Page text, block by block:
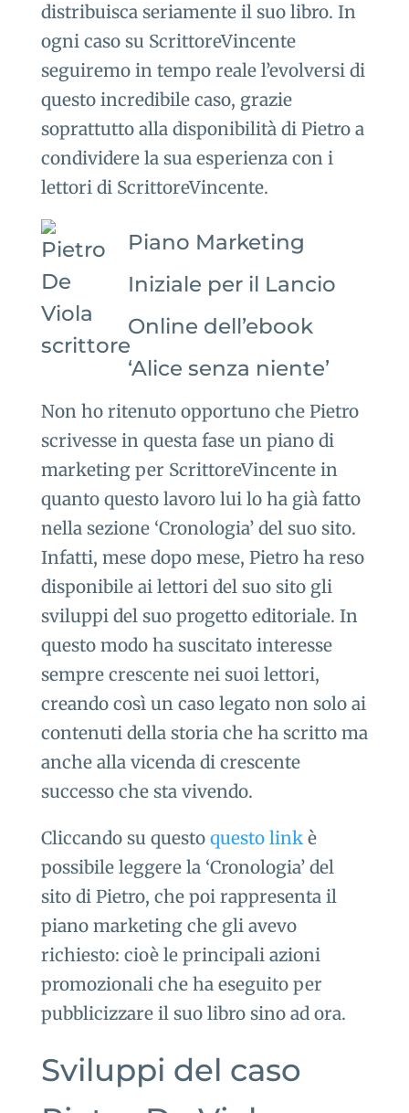
distribuisca seriamente il suo libro. In
ogni caso su ScrittoreVincente
seguiremo in tempo reale l’evolversi di
questo incredibile caso, grazie
soprattutto alla disponibilità di Pietro a
condividere la sua esperienza con i
lettori di ScrittoreVincente.
Piano Marketing
Iniziale per il Lancio
Online dell’ebook
‘Alice senza niente’
Non ho ritenuto opportuno che Pietro
scrivesse in questa fase un piano di
marketing per ScrittoreVincente in
quanto questo lavoro lui lo ha già fatto
nella sezione ‘Cronologia’ del suo sito.
Infatti, mese dopo mese, Pietro ha reso
disponibile ai lettori del suo sito gli
sviluppi del suo progetto editoriale. In
questo modo ha suscitato interesse
sempre crescente nei suoi lettori,
creando così un caso legato non solo ai
contenuti della storia che ha scritto ma
anche alla vicenda di crescente
successo che sta vivendo.
Cliccando su questo questo link è
possibile leggere la ‘Cronologia’ del
sito di Pietro, che poi rappresenta il
piano marketing che gli avevo
richiesto: cioè le principali azioni
promozionali che ha eseguito per
pubblicizzare il suo libro sino ad ora.
Sviluppi del caso